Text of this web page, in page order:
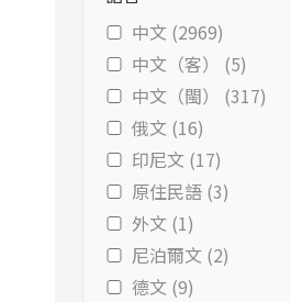
中文 (2969)
中文（客） (5)
中文（閩） (317)
俄文 (16)
印尼文 (17)
原住民語 (3)
外文 (1)
尼泊爾文 (2)
德文 (9)